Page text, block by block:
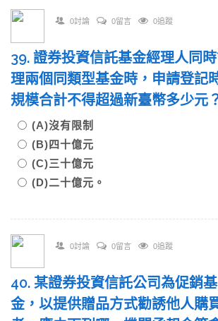
0討論 0留言 0追蹤
39. 證券投資信託基金經理人同
理兩個同類型基金時，申請登記
規模合計不得超過新臺幣多少元
(A)沒有限制
(B)四十億元
(C)三十億元
(D)二十億元。
0討論 0留言 0追蹤
40. 某證券投資信託公司為促銷基
金，以提供贈品方式勸誘他人購